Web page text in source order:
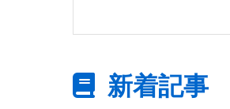
新着記事